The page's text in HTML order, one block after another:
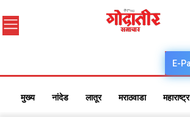
E-
मुख्य नांदेड लातूर मराठवाडा महाराष्ट्र